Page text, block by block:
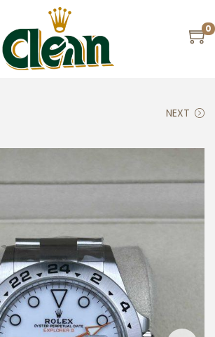
0
NEXT